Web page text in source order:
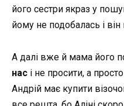
його сестри якраз у
йому не подобалась і він
А далі вже й мама його
нас і не просити, а
Андрій має купити